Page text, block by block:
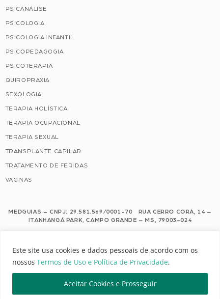
Este site usa cookies e dados pessoais de acordo com os
nossos Termos de Uso e Política de Privacidade.
Aceitar Cookies e Prosseguir
PSICANÁLISE
PSICOLOGIA
PSICOLOGIA INFANTIL
PSICOPEDAGOGIA
PSICOTERAPIA
QUIROPRAXIA
SEXOLOGIA
TERAPIA HOLÍSTICA
TERAPIA OCUPACIONAL
TERAPIA SEXUAL
TRANSPLANTE CAPILAR
TRATAMENTO DE FERIDAS
VACINAS
MEDGUIAS – CNPJ: 29.581.569/0001-70 RUA CERRO CORÁ, 14 –
ITANHANGÁ PARK, CAMPO GRANDE – MS, 79003-024
Este site usa cookies e dados pessoais de acordo com os nossos Termos de
Uso e Política de Privacidade.
Configuração de Cookies
MEDGUIAS | TODOS OS DIREITOS RESERVADOS